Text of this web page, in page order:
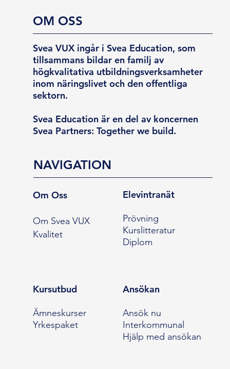
OM OSS
Svea VUX ingår i Svea Education, som
tillsammans bildar en familj av
högkvalitativa utbildningsverksamheter
inom näringslivet och den offentliga
sektorn.
Svea Education är en del av koncernen
Svea Partners: Together we build.
NAVIGATION
Om Oss
Om Svea VUX
Kvalitet
Elevintranät
Prövning
Kurslitteratur
Diplom
Kursutbud
Ämneskurser
Yrkespaket
Ansökan
Ansök nu
Interkommunal
Hjälp med ansökan